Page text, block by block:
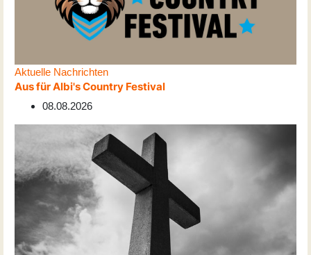
Aktuelle Nachrichten
Aus für Albi's Country Festival
08.08.2026